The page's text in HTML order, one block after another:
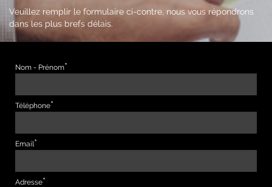
Veuillez remplir le formulaire ci-contre, nous vous répondrons
dans les plus brefs délais.
Nom - Prénom
Téléphone
Email
Adresse